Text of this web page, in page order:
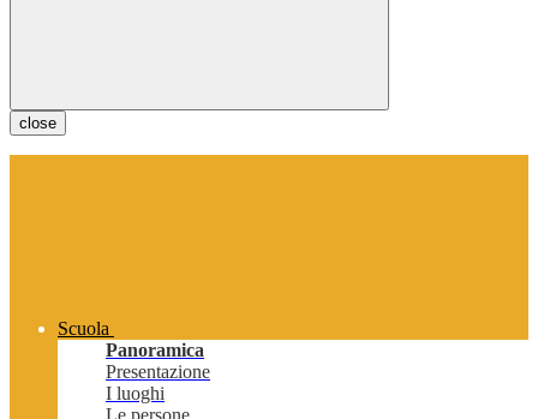
close
Scuola
Panoramica
Presentazione
I luoghi